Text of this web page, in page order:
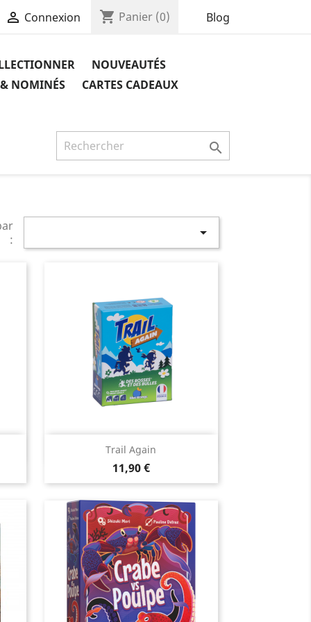
 Connexion shopping_cart Panier (0) Blog
NOUVEAUTÉS
& NOMINÉS
CARTES CADEAUX

:

Trail Again
Prix
11,90 €
Aperçu rapide